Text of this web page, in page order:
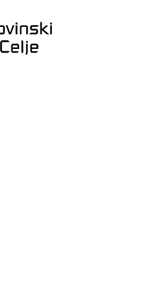
arhiv Celje –